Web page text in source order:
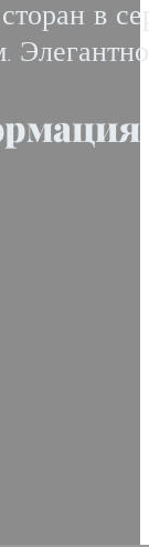
в